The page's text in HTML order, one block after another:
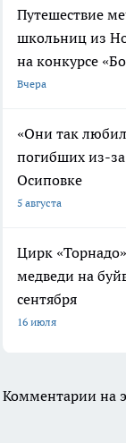
Путешествие
школьниц из
на конкурсе
Вчера
«Они так
погибших из-
Осиповке
5 августа
Цирк
медведи на
сентября
16 июля
Комментарии на